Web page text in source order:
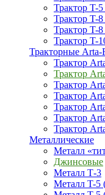
Трактор T-
Трактор T-
Трактор T-
Трактор T-
Тракторные
Трактор
Трактор
Трактор
Трактор
Трактор
Трактор
Трактор
Металлические
Металл
Джинсовые
Металл Т-3
Металл T-5